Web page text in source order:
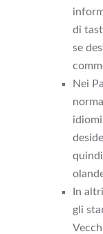
di
se
Nei
In
gli